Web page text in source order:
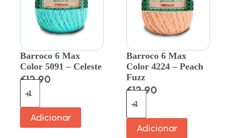
Barroco 6 Max
Color 5091 – Celeste
€12.90
Adicionar
Barroco 6 Max
Color 4224 – Peach
Fuzz
€12.90
Adicionar